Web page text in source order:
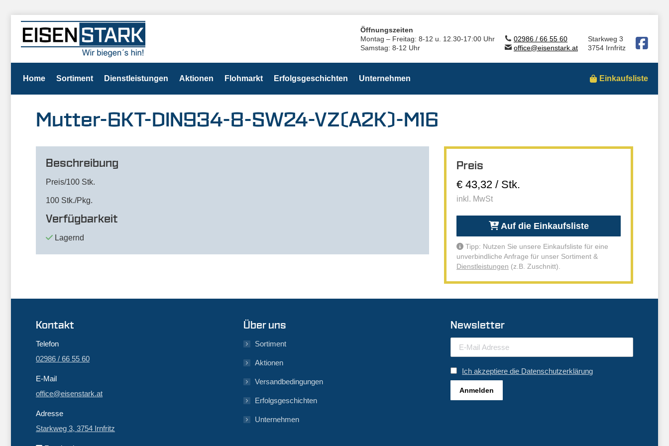
Öffnungszeiten
Montag – Freitag: 8-12 u. 12.30-17:00 Uhr
Samstag: 8-12 Uhr
02986 / 66 55 60
office@eisenstark.at
Starkweg 3
3754 Irnfritz
Home Sortiment Dienstleistungen Aktionen Flohmarkt Erfolgsgeschichten Unternehmen Einkaufsliste
Mutter-6KT-DIN934-8-SW24-VZ(A2K)-M16
Beschreibung
Preis/100 Stk.
100 Stk./Pkg.
Verfügbarkeit
Lagernd
Preis
€ 43,32 / Stk.
inkl. MwSt
Auf die Einkaufsliste
Tipp: Nutzen Sie unsere Einkaufsliste für eine
unverbindliche Anfrage für unser Sortiment &
Dienstleistungen (z.B. Zuschnitt).
Kontakt
Telefon
02986 / 66 55 60
E-Mail
office@eisenstark.at
Adresse
Starkweg 3, 3754 Irnfritz
Über uns
Sortiment
Aktionen
Versandbedingungen
Erfolgsgeschichten
Unternehmen
Newsletter
Ich akzeptiere die Datenschutzerklärung